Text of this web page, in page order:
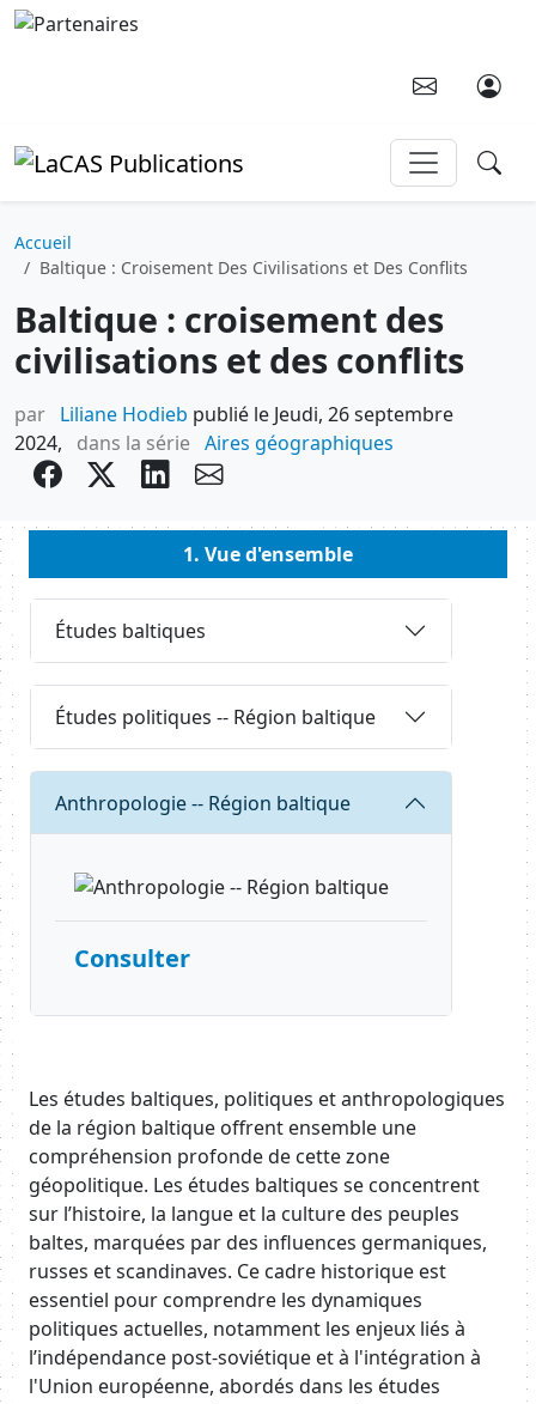
Aller au contenu principal
Accueil
Baltique : Croisement Des Civilisations et Des Conflits
Baltique : croisement des
civilisations et des conflits
par Liliane Hodieb publié le Jeudi, 26 septembre
2024,
dans la série Aires géographiques
facebook
twitterPartager sur LinkedIn
envelope
1. Vue d'ensemble
Body
Études baltiques
Études politiques -- Région baltique
Anthropologie -- Région baltique
Consulter
Body
Les études baltiques, politiques et anthropologiques
de la région baltique offrent ensemble une
compréhension profonde de cette zone
géopolitique. Les études baltiques se concentrent
sur l’histoire, la langue et la culture des peuples
baltes, marquées par des influences germaniques,
russes et scandinaves. Ce cadre historique est
essentiel pour comprendre les dynamiques
politiques actuelles, notamment les enjeux liés à
l’indépendance post-soviétique et à l'intégration à
l'Union européenne, abordés dans les études